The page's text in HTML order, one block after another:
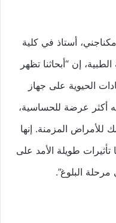
أستاذ في كلية
إن “أبحاثنا تظهر
الحيوية على جهاز
أكثر عرضة للحساسية،
للأمراض المزمنة. إنها
طويلة الأمد على
مرحلة البلوغ”.